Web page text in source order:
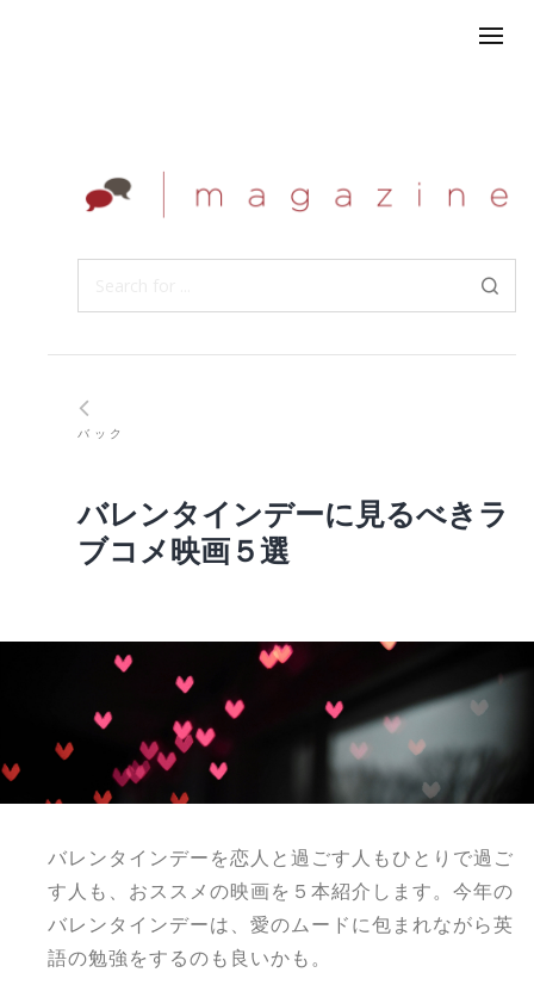
バック
バレンタインデーに見るべきラ
ブコメ映画５選
バレンタインデーを恋人と過ごす人もひとりで過ご
す人も、おススメの映画を５本紹介します。今年の
バレンタインデーは、愛のムードに包まれながら英
語の勉強をするのも良いかも。